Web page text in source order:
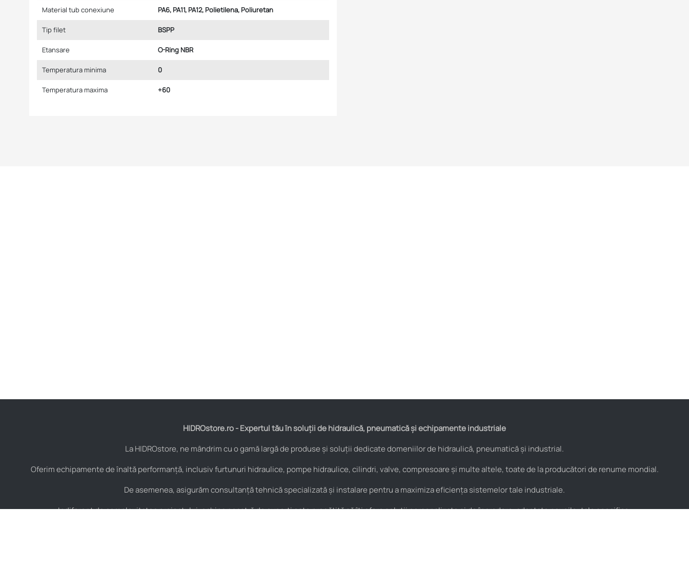
Material tub conexiune PA6, PA11, PA12, Polietilena, Poliuretan
Tip filet BSPP
Etansare O-Ring NBR
Temperatura minima 0
Temperatura maxima +60
HIDROstore.ro - Expertul tău în soluții de hidraulică, pneumatică și echipamente industriale
La HIDROstore, ne mândrim cu o gamă largă de produse și soluții dedicate domeniilor de hidraulică, pneumatică și industrial.
Oferim echipamente de înaltă performanță, inclusiv furtunuri hidraulice, pompe hidraulice, cilindri, valve, compresoare și multe altele, toate de la producători de renume mondial.
De asemenea, asigurăm consultanță tehnică specializată și instalare pentru a maximiza eficiența sistemelor tale industriale.
Indiferent de complexitatea proiectului, echipa noastră de experți este pregătită să îți ofere soluții personalizate și de încredere, adaptate nevoilor tale specifice.